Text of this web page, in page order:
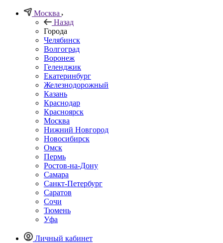
Москва
Назад
Города
Челябинск
Волгоград
Воронеж
Геленджик
Екатеринбург
Железнодорожный
Казань
Краснодар
Красноярск
Москва
Нижний Новгород
Новосибирск
Омск
Пермь
Ростов-на-Дону
Самара
Санкт-Петербург
Саратов
Сочи
Тюмень
Уфа
Личный кабинет